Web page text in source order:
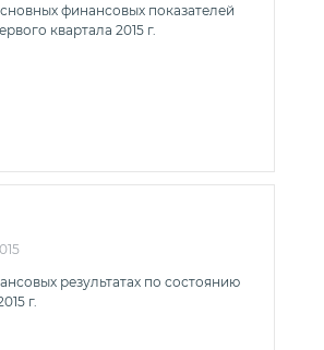
финансовых показателей
квартала 2015 г.
результатах по состоянию
г.